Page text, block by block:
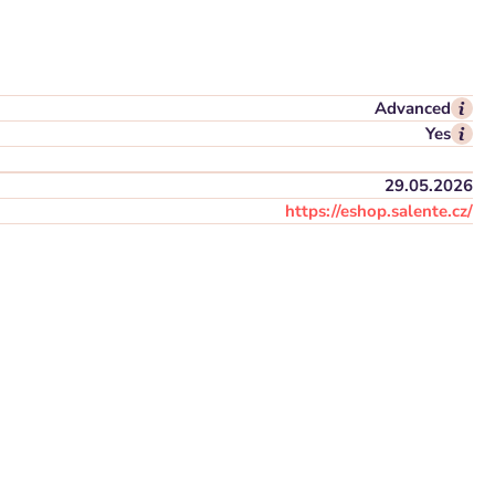
Advanced
Yes
29.05.2026
https://eshop.salente.cz/